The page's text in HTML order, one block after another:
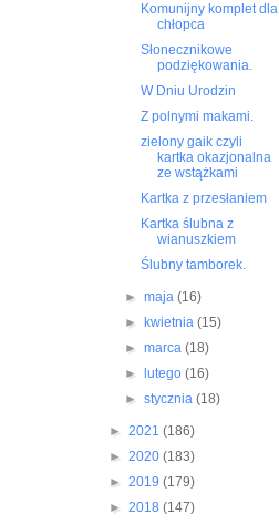
Komunijny komplet dla
chłopca
Słonecznikowe
podziękowania.
W Dniu Urodzin
Z polnymi makami.
zielony gaik czyli
kartka okazjonalna
ze wstążkami
Kartka z przesłaniem
Kartka ślubna z
wianuszkiem
Ślubny tamborek.
► maja (16)
►
kwietnia (15)
► marca (18)
►
lutego (16)
► stycznia (18)
► 2021 (186)
► 2020 (183)
► 2019 (179)
► 2018 (147)